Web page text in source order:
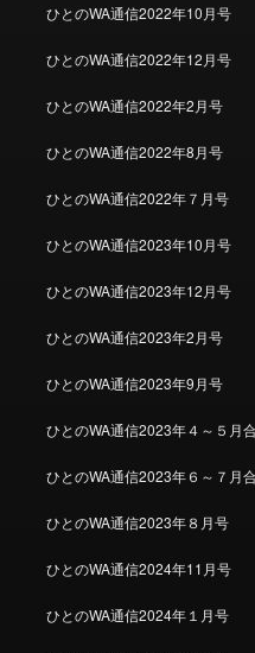
ひとのWA通信2022年10月号
ひとのWA通信2022年12月号
ひとのWA通信2022年2月号
ひとのWA通信2022年8月号
ひとのWA通信2022年７月号
ひとのWA通信2023年10月号
ひとのWA通信2023年12月号
ひとのWA通信2023年2月号
ひとのWA通信2023年9月号
ひとのWA通信2023年４～５月
ひとのWA通信2023年６～７月
ひとのWA通信2023年８月号
ひとのWA通信2024年11月号
ひとのWA通信2024年１月号